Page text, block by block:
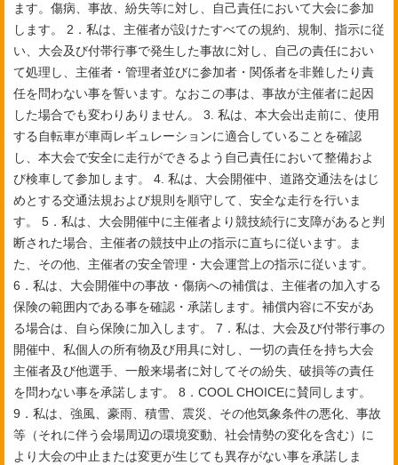
ます。傷病、事故、紛失等に対し、自己責任において大会に参加
します。
2．私は、主催者が設けたすべての規約、規制、指示に従
い、大会及び付帯行事で発生した事故に対し、自己の責任におい
て処理し、主催者・管理者並びに参加者・関係者を非難したり責
任を問わない事を誓います。なおこの事は、事故が主催者に起因
した場合でも変わりありません。
3. 私は、本大会出走前に、使用
する自転車が車両レギュレーションに適合していることを確認
し、本大会で安全に走行ができるよう自己責任において整備およ
び検車して参加します。
4. 私は、大会開催中、道路交通法をはじ
めとする交通法規および規則を順守して、安全な走行を行いま
す。
5．私は、大会開催中に主催者より競技続行に支障があると判
断された場合、主催者の競技中止の指示に直ちに従います。ま
た、その他、主催者の安全管理・大会運営上の指示に従います。
6．私は、大会開催中の事故・傷病への補償は、主催者の加入する
保険の範囲内である事を確認・承諾します。補償内容に不安があ
る場合は、自ら保険に加入します。
7．私は、大会及び付帯行事の
開催中、私個人の所有物及び用具に対し、一切の責任を持ち大会
主催者及び他選手、一般来場者に対してその紛失、破損等の責任
を問わない事を承諾します。
8．COOL CHOICEに賛同します。
9．私は、強風、豪雨、積雪、震災、その他気象条件の悪化、事故
等（それに伴う会場周辺の環境変動、社会情勢の変化を含む）に
より大会の中止または変更が生じても異存がない事を承諾しま